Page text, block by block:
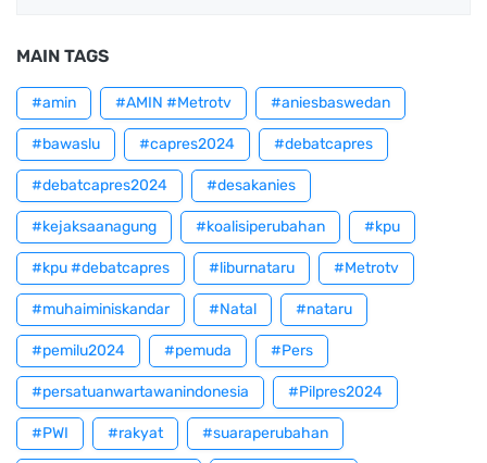
MAIN TAGS
#amin #AMIN #Metrotv #aniesbaswedan
#bawaslu #capres2024 #debatcapres
#debatcapres2024 #desakanies
#kejaksaanagung #koalisiperubahan #kpu
#kpu #debatcapres #liburnataru #Metrotv
#muhaiminiskandar #Natal #nataru
#pemilu2024 #pemuda #Pers
#persatuanwartawanindonesia #Pilpres2024
#PWI #rakyat #suaraperubahan